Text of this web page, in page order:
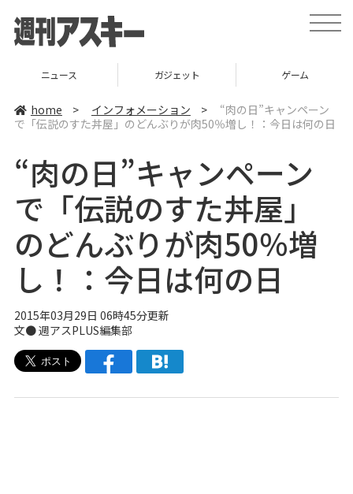
t
o
v
ニュース ガジェット ゲーム
home > インフォメーション >
“肉の日”キャンペーン
で「伝説のすた丼屋」のどんぶりが肉50％増し！：今日は何の日
“肉の日”キャンペーン
で「伝説のすた丼屋」
のどんぶりが肉50％増
し！：今日は何の日
2015年03月29日 06時45分更新
文●週アスPLUS編集部